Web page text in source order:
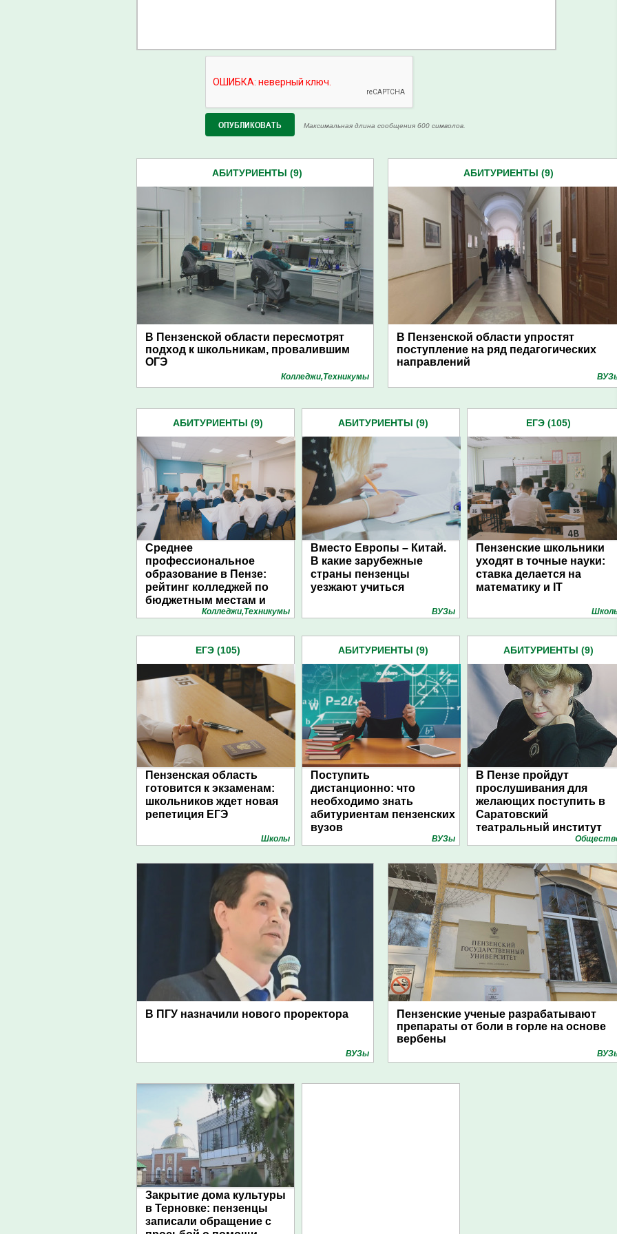
Максимальная длина сообщения 600 символов.
АБИТУРИЕНТЫ (9)
В Пензенской области пересмотрят
подход к школьникам, провалившим
ОГЭ
Колледжи,Техникумы
АБИТУРИЕНТЫ (9)
В Пензенской области упростят
поступление на ряд педагогических
направлений
АБИТУРИЕНТЫ (9)
Среднее
профессиональное
образование в Пензе:
рейтинг колледжей по
бюджетным местам и
конкурсу. Инфографика
Колледжи,Техникумы
АБИТУРИЕНТЫ (9)
Вместо Европы – Китай.
В какие зарубежные
страны пензенцы
уезжают учиться
ВУЗы
ЕГЭ (105)
Пензенские школьники
уходят в точные науки:
ставка делается на
математику и IT
ЕГЭ (105)
Пензенская область
готовится к экзаменам:
школьников ждет новая
репетиция ЕГЭ
Школы
АБИТУРИЕНТЫ (9)
Поступить
дистанционно: что
необходимо знать
абитуриентам пензенских
вузов
ВУЗы
АБИТУРИЕНТЫ (9)
В Пензе пройдут
прослушивания для
желающих поступить в
Саратовский
театральный институт
В ПГУ назначили нового проректора
ВУЗы
Пензенские ученые разрабатывают
препараты от боли в горле на основе
вербены
Закрытие дома культуры
в Терновке: пензенцы
записали обращение с